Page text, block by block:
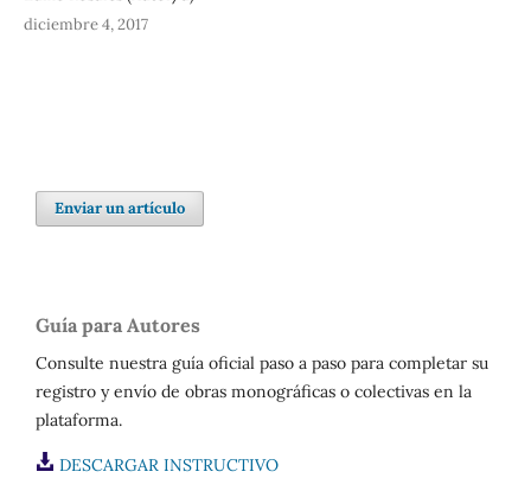
diciembre 4, 2017
Enviar un artículo
Guía para Autores
Consulte nuestra guía oficial paso a paso para completar su
registro y envío de obras monográficas o colectivas en la
plataforma.
DESCARGAR INSTRUCTIVO